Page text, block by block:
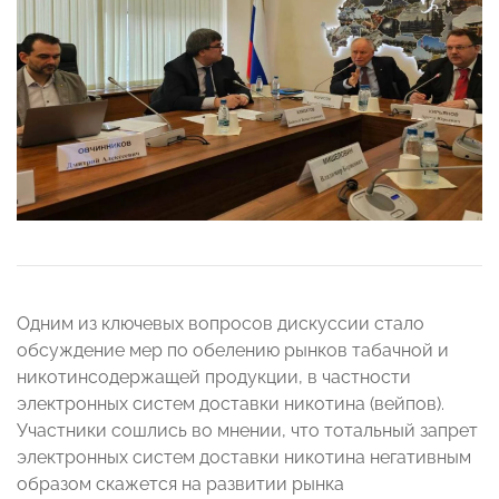
Одним из ключевых вопросов дискуссии стало
обсуждение мер по обелению рынков табачной и
никотинсодержащей продукции, в частности
электронных систем доставки никотина (вейпов).
Участники сошлись во мнении, что тотальный запрет
электронных систем доставки никотина негативным
образом скажется на развитии рынка